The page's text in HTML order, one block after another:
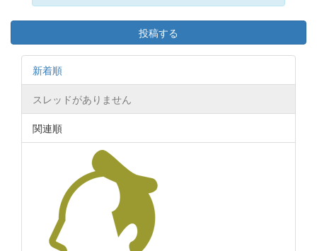
投稿する
新着順
スレッドがありません
関連順